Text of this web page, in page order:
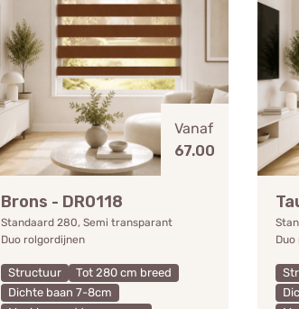
Vanaf
67.00
Brons - DR0118
Standaard 280, Semi transparant
Duo rolgordijnen
Structuur
Tot 280 cm breed
Dichte baan 7-8cm